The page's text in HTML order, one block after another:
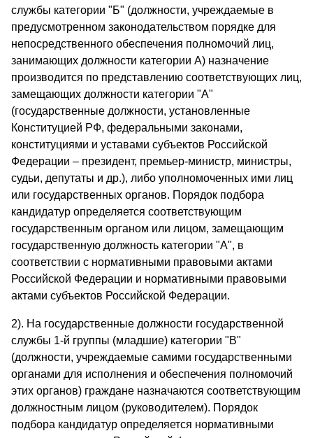
службы категории "Б" (должности, учреждаемые в
предусмотренном законодательством порядке для
непосредственного обеспечения полномочий лиц,
занимающих должности категории А) назначение
производится по представлению соответствующих лиц,
замещающих должности категории "А"
(государственные должности, установленные
Конституцией РФ, федеральными законами,
конституциями и уставами субъектов Российской
Федерации – президент, премьер-министр, министры,
судьи, депутаты и др.), либо уполномоченных ими лиц
или государственных органов. Порядок подбора
кандидатур определяется соответствующим
государственным органом или лицом, замещающим
государственную должность категории "А", в
соответствии с нормативными правовыми актами
Российской Федерации и нормативными правовыми
актами субъектов Российской Федерации.
2). На государственные должности государственной
службы 1-й группы (младшие) категории "В"
(должности, учреждаемые самими государственными
органами для исполнения и обеспечения полномочий
этих органов) граждане назначаются соответствующим
должностным лицом (руководителем). Порядок
подбора кандидатур определяется нормативными